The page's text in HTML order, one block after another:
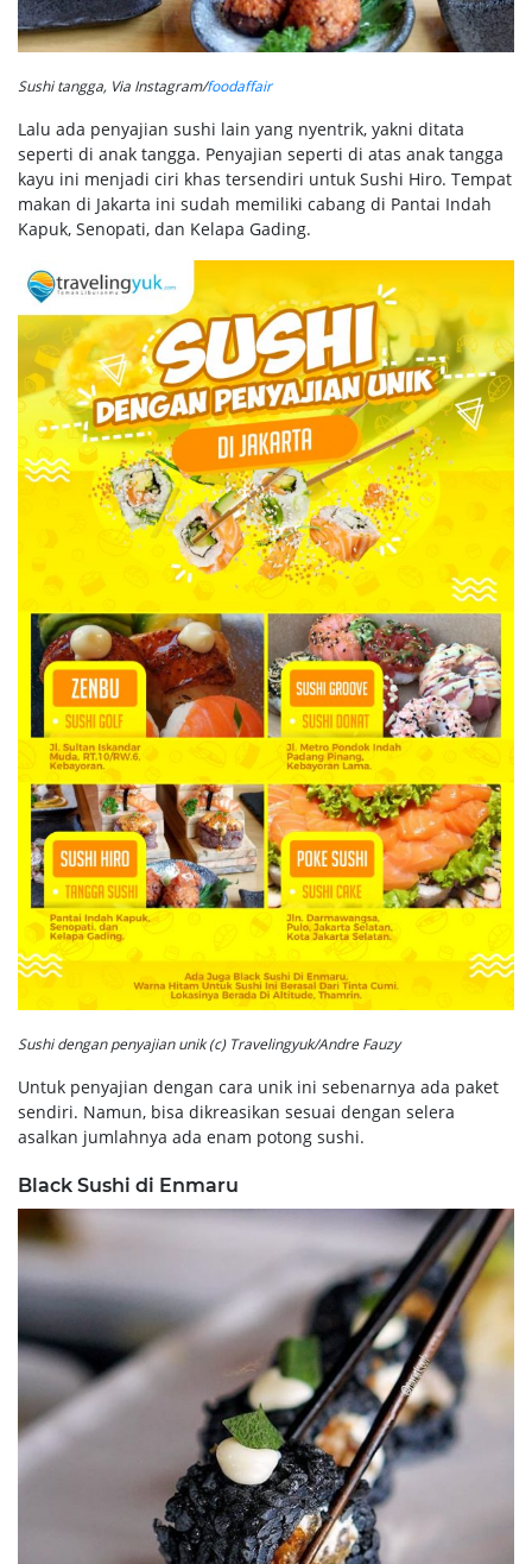
Sushi tangga, Via Instagram/foodaffair
Lalu ada penyajian sushi lain yang nyentrik, yakni ditata
seperti di anak tangga. Penyajian seperti di atas anak tangga
kayu ini menjadi ciri khas tersendiri untuk Sushi Hiro. Tempat
makan di Jakarta ini sudah memiliki cabang di Pantai Indah
Kapuk, Senopati, dan Kelapa Gading.
Sushi dengan penyajian unik (c) Travelingyuk/Andre Fauzy
Untuk penyajian dengan cara unik ini sebenarnya ada paket
sendiri. Namun, bisa dikreasikan sesuai dengan selera
asalkan jumlahnya ada enam potong sushi.
Black Sushi di Enmaru